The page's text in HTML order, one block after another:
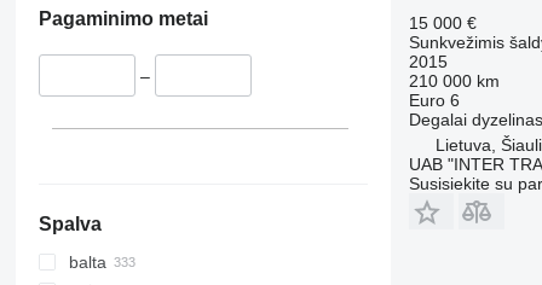
Pagaminimo metai
–
Spalva
balta
15 000 €
Sunkvežimis
2015
210 000 km
Euro 6
Degalai dyzelinas
Lietuva,
UAB "INTER
Susisiekite su